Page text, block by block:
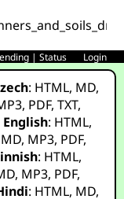
|Status Login
: HTML, MD,
, PDF,TXT,
English: HTML,
MD, MP3, PDF,
: HTML,
, MP3, PDF,
: HTML, MD,